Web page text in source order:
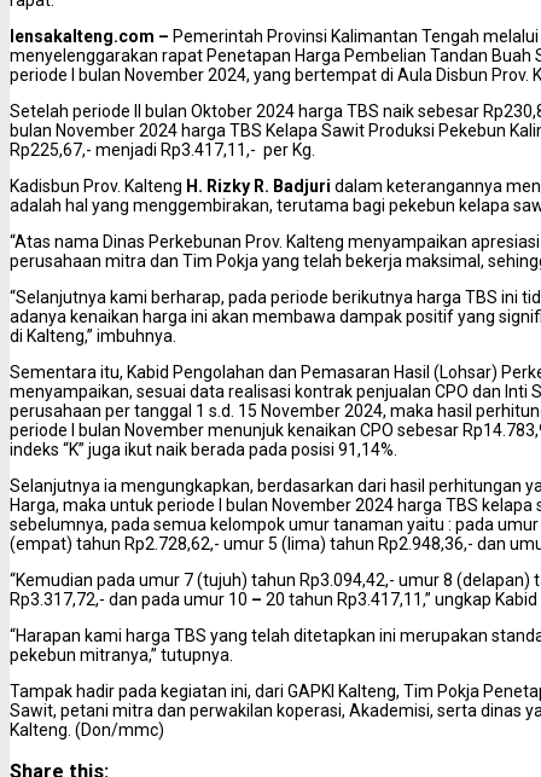
lensakalteng.com – Pemerintah Provinsi Kalimantan Tengah
menyelenggarakan rapat Penetapan Harga Pembelian Tandan Buah
periode I bulan November 2024, yang bertempat di Aula Disbun Prov.
Setelah periode II bulan Oktober 2024 harga TBS naik sebesar
bulan November 2024 harga TBS Kelapa Sawit Produksi Pekebun
Rp225,67,- menjadi Rp3.417,11,- per Kg.
Kadisbun Prov. Kalteng H. Rizky R. Badjuri dalam keterangannya
adalah hal yang menggembirakan, terutama bagi pekebun kelapa
“Atas nama Dinas Perkebunan Prov. Kalteng menyampaikan
perusahaan mitra dan Tim Pokja yang telah bekerja maksimal,
“Selanjutnya kami berharap, pada periode berikutnya harga TBS ini
adanya kenaikan harga ini akan membawa dampak positif yang
di Kalteng,” imbuhnya.
Sementara itu, Kabid Pengolahan dan Pemasaran Hasil (Lohsar)
menyampaikan, sesuai data realisasi kontrak penjualan CPO dan Inti
perusahaan per tanggal 1 s.d. 15 November 2024, maka hasil
periode I bulan November menunjuk kenaikan CPO sebesar
indeks “K” juga ikut naik berada pada posisi 91,14%.
Selanjutnya ia mengungkapkan, berdasarkan dari hasil perhitungan
Harga, maka untuk periode I bulan November 2024 harga TBS
sebelumnya, pada semua kelompok umur tanaman yaitu : pada
(empat) tahun Rp2.728,62,- umur 5 (lima) tahun Rp2.948,36,- dan
“Kemudian pada umur 7 (tujuh) tahun Rp3.094,42,- umur 8
Rp3.317,72,- dan pada umur 10 – 20 tahun Rp3.417,11,” ungkap Kabid
“Harapan kami harga TBS yang telah ditetapkan ini merupakan
pekebun mitranya,” tutupnya.
Tampak hadir pada kegiatan ini, dari GAPKI Kalteng, Tim Pokja
Sawit, petani mitra dan perwakilan koperasi, Akademisi, serta dinas
Kalteng. (Don/mmc)
Share this: